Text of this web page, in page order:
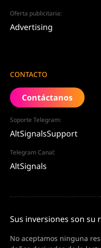
Oferta publicitaria:
Advertising
CONTACTO
Contáctanos
Soporte Telegram:
AltSignalsSupport
Telegram Canal:
AltSignals
Sus inversiones son su
No aceptamos ninguna